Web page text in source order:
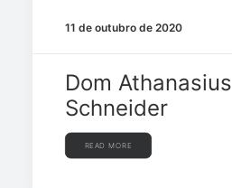
11 de outubro de 2020
Dom Athanasius
Schneider
READ MORE